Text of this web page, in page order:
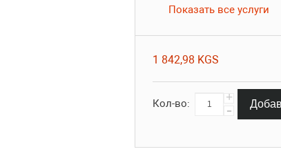
Показать все услуги
1 842,98 KGS
Кол-во: +
-